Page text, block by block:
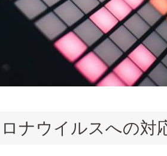
ロナウイルスへの対